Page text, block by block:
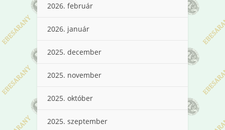
2026. február
2026. január
2025. december
2025. november
2025. október
2025. szeptember